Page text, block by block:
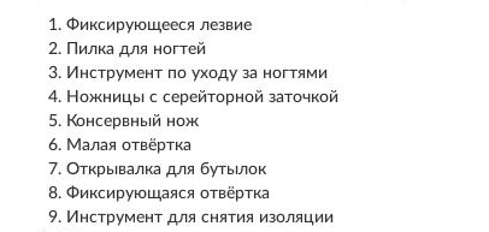
Фиксирующееся лезвие
Пилка для ногтей
Инструмент по уходу за ногтями
Ножницы с серейторной заточкой
Консервный нож
Малая отвёртка
Открывалка для бутылок
Фиксирующаяся отвёртка
Инструмент для снятия изоляции